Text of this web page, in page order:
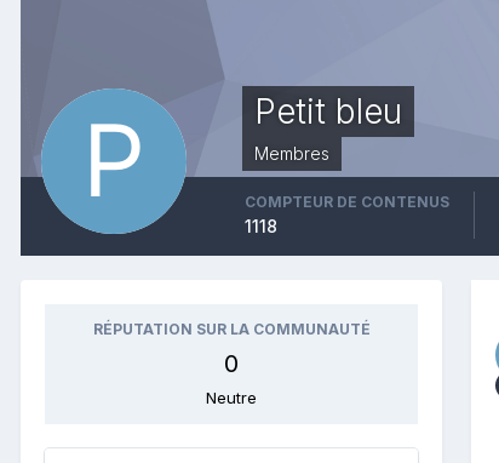
Petit bleu
Membres
COMPTEUR DE CONTENUS
1118
RÉPUTATION SUR LA COMMUNAUTÉ
0
Neutre